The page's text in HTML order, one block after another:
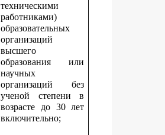
техническими
работниками)
образовательных
организаций
высшего
образования или
научных
организаций без
ученой степени в
возрасте до 30 лет
включительно;